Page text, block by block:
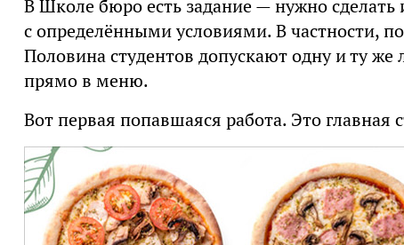
В Школе бюро есть задание — нужно сделать
с определёнными условиями. В частности,
Половина студентов допускают одну и ту
прямо в меню.
Вот первая попавшаяся работа. Это